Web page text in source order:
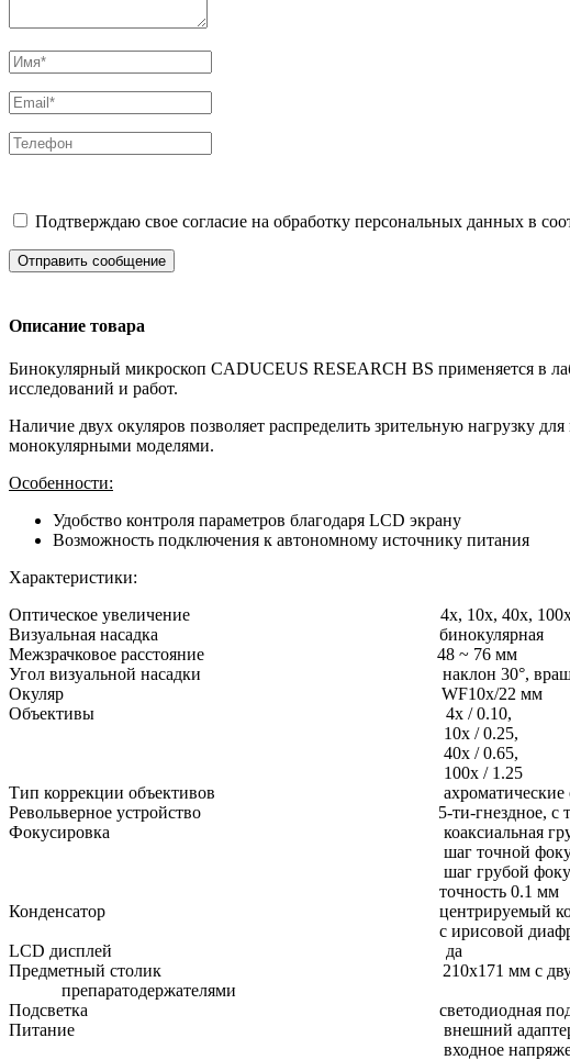
Подтверждаю свое согласие на обработку персональных данных в
Отправить сообщение
Описание товара
Бинокулярный микроскоп CADUCEUS RESEARCH BS применяется в
исследований и работ.
Наличие двух окуляров позволяет распределить зрительную нагрузку
монокулярными моделями.
Особенности:
Удобство контроля параметров благодаря LCD экрану
Возможность подключения к автономному источнику питания
Характеристики:
Оптическое увеличение 4x, 10x, 40x,
Визуальная насадка бинокулярная
Межзрачковое расстояние 48 ~ 76 мм
Угол визуальной насадки наклон 30°,
Окуляр WF10x/22 мм
Объективы 4x / 0.10,
10x / 0.25,
40х / 0.65,
100х / 1.25
Тип коррекции объективов ахроматические
Револьверное устройство 5-ти-гнездное, с точной
Фокусировка коаксиальная грубая и
шаг точной фокусировки
шаг грубой фокусировки 27 мм за
точность 0.1 мм
Конденсатор центрируемый конденсор Аббе, с
с ирисовой диафрагмой,
LCD дисплей да
Предметный столик 210x171 мм с
препаратодержателями
Подсветка светодиодная
Питание внешний адаптер переменного тока
входное напряжение 100–240